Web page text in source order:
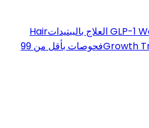
GLP-1 العلاج بالببتيداتHair
Growth
فحوصات بأقل من 99